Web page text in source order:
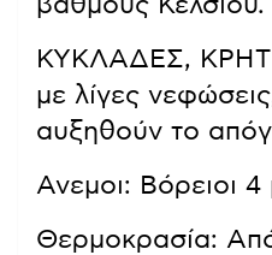
ΚΥΚΛΑΔΕΣ,
με λίγες
αυξηθούν το
Ανεμοι: Βόρειοι
Θερμοκρασία: